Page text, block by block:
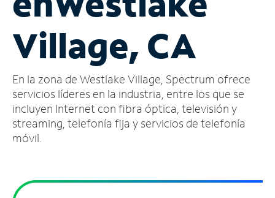
cuenta
Encuentra
tienda
Village, CA
En la zona de Westlake Village, Spectrum ofrece
servicios líderes en la industria, entre los que se
incluyen Internet con fibra óptica, televisión y
streaming, telefonía fija y servicios de telefonía
móvil.